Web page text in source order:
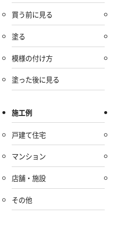
買う前に見る
塗る
模様の付け方
塗った後に見る
施工例
戸建て住宅
マンション
店舗・施設
その他